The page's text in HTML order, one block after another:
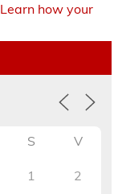
Learn how your
S V
1 2